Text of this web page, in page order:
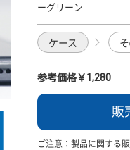
ーグリーン
ケース
参考価格￥1,280
販
ご注意：製品に関する